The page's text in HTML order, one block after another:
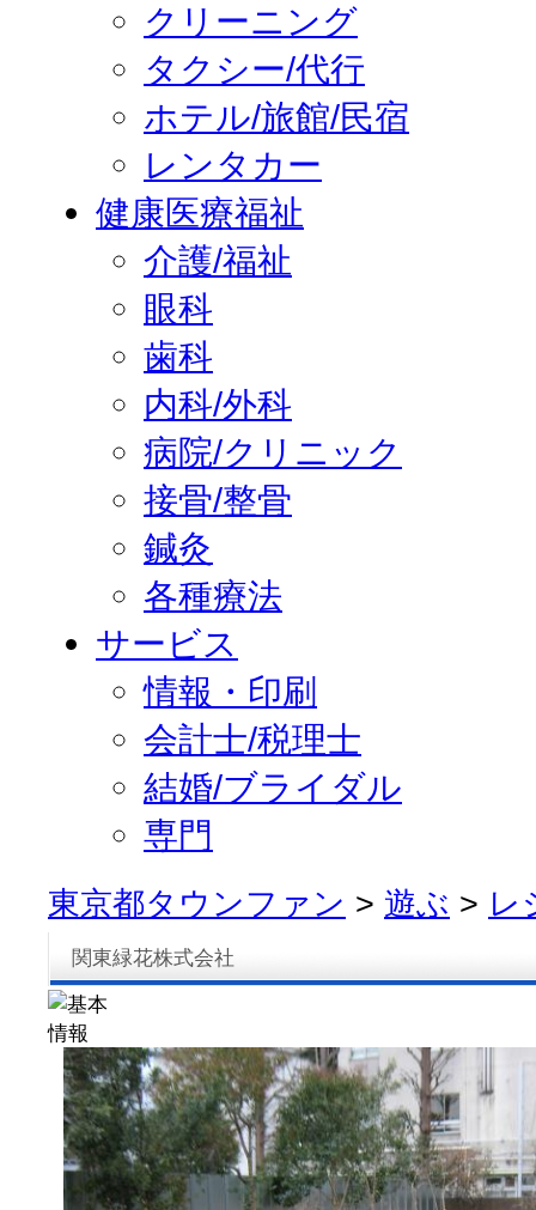
クリーニング
タクシー/代行
ホテル/旅館/民宿
レンタカー
健康医療福祉
介護/福祉
眼科
歯科
内科/外科
病院/クリニック
接骨/整骨
鍼灸
各種療法
サービス
情報・印刷
会計士/税理士
結婚/ブライダル
専門
東京都タウンファン > 遊ぶ > レ
関東緑花株式会社